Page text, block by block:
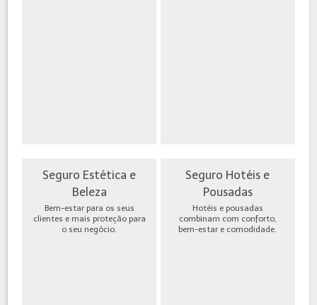
Seguro Estética e
Beleza
Bem-estar para os seus
clientes e mais proteção para
o seu negócio.
Seguro Hotéis e
Pousadas
Hotéis e pousadas
combinam com conforto,
bem-estar e comodidade.